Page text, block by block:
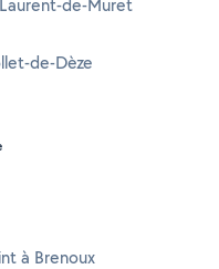
de-Muret
de-Dèze
à Brenoux